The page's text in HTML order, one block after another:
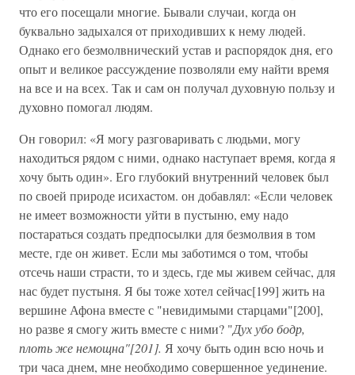
что его посещали многие. Бывали случаи, когда он
буквально задыхался от приходивших к нему людей.
Однако его безмолвнический устав и распорядок дня, его
опыт и великое рассуждение позволяли ему найти время
на все и на всех. Так и сам он получал духовную пользу и
духовно помогал людям.
Он говорил: «Я могу разговаривать с людьми, могу
находиться рядом с ними, однако наступает время, когда я
хочу быть один». Его глубокий внутренний человек был
по своей природе исихастом. он добавлял: «Если человек
не имеет возможности уйти в пустыню, ему надо
постараться создать предпосылки для безмолвия в том
месте, где он живет. Если мы заботимся о том, чтобы
отсечь наши страсти, то и здесь, где мы живем сейчас, для
нас будет пустыня. Я бы тоже хотел сейчас[199] жить на
вершине Афона вместе с "невидимыми старцами"[200],
но разве я смогу жить вместе с ними? "Дух убо бодр,
плоть же немощна"[201]. Я хочу быть один всю ночь и
три часа днем, мне необходимо совершенное уединение.